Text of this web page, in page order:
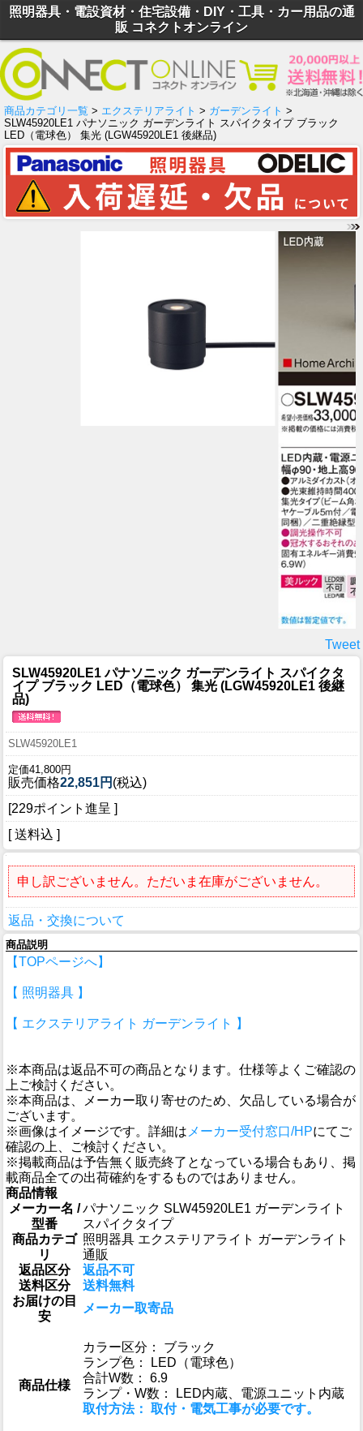
照明器具・電設資材・住宅設備・DIY・工具・カー用品の通
販 コネクトオンライン
商品カテゴリ一覧 > エクステリアライト > ガーデンライト >
SLW45920LE1 パナソニック ガーデンライト スパイクタイプ ブラック
LED（電球色） 集光 (LGW45920LE1 後継品)
Tweet
SLW45920LE1 パナソニック ガーデンライト スパイクタ
イプ ブラック LED（電球色） 集光 (LGW45920LE1 後継
品)
SLW45920LE1
定価41,800円
販売価格22,851円 (税込)
[229ポイント進呈 ]
[ 送料込 ]
申し訳ございません。ただいま在庫がございません。
返品・交換について
商品説明
【TOPページへ】
【 照明器具 】
【 エクステリアライト ガーデンライト 】
※本商品は返品不可の商品となります。仕様等よくご確認の
上ご検討ください。
※本商品は、メーカー取り寄せのため、欠品している場合が
ございます。
※画像はイメージです。詳細は メーカー受付窓口/HPにてご
確認の上、ご検討ください。
※掲載商品は予告無く販売終了となっている場合もあり、掲
載商品全ての出荷確約をするものではありません。
商品情報
メーカー名 /
型番
パナソニック SLW45920LE1 ガーデンライト
スパイクタイプ
商品カテゴ
リ
照明器具 エクステリアライト ガーデンライト
通販
返品区分
返品不可
送料区分
送料無料
お届けの目
安
メーカー取寄品
商品仕様
カラー区分： ブラック
ランプ色： LED（電球色）
合計W数： 6.9
ランプ・W数： LED内蔵、電源ユニット内蔵
取付方法： 取付・電気工事が必要です。